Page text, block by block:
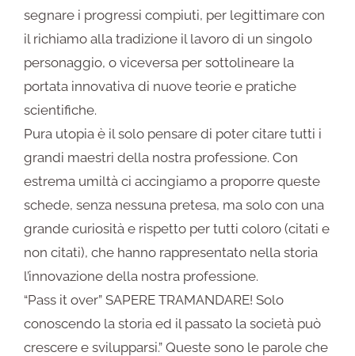
segnare i progressi compiuti, per legittimare con
il richiamo alla tradizione il lavoro di un singolo
personaggio, o viceversa per sottolineare la
portata innovativa di nuove teorie e pratiche
scientifiche.
Pura utopia è il solo pensare di poter citare tutti i
grandi maestri della nostra professione. Con
estrema umiltà ci accingiamo a proporre queste
schede, senza nessuna pretesa, ma solo con una
grande curiosità e rispetto per tutti coloro (citati e
non citati), che hanno rappresentato nella storia
l’innovazione della nostra professione.
“Pass it over” SAPERE TRAMANDARE! Solo
conoscendo la storia ed il passato la società può
crescere e svilupparsi.” Queste sono le parole che